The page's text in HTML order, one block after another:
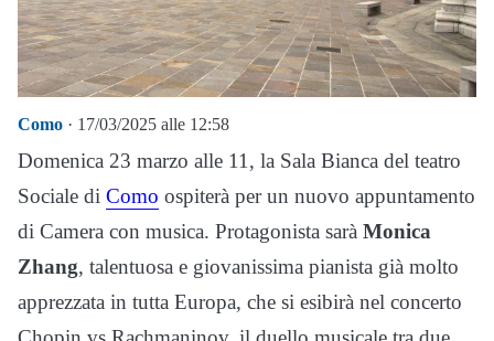
Como · 17/03/2025 alle 12:58
Domenica 23 marzo alle 11, la Sala Bianca del teatro
Sociale di Como ospiterà per un nuovo appuntamento
di Camera con musica. Protagonista sarà Monica
Zhang, talentuosa e giovanissima pianista già molto
apprezzata in tutta Europa, che si esibirà nel concerto